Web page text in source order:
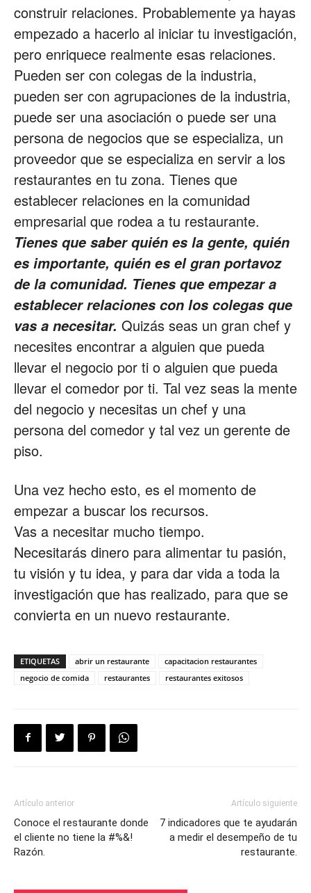
construir relaciones. Probablemente ya hayas
empezado a hacerlo al iniciar tu investigación,
pero enriquece realmente esas relaciones.
Pueden ser con colegas de la industria,
pueden ser con agrupaciones de la industria,
puede ser una asociación o puede ser una
persona de negocios que se especializa, un
proveedor que se especializa en servir a los
restaurantes en tu zona. Tienes que
establecer relaciones en la comunidad
empresarial que rodea a tu restaurante.
Tienes que saber quién es la gente, quién
es importante, quién es el gran portavoz
de la comunidad. Tienes que empezar a
establecer relaciones con los colegas que
vas a necesitar. Quizás seas un gran chef y
necesites encontrar a alguien que pueda
llevar el negocio por ti o alguien que pueda
llevar el comedor por ti. Tal vez seas la mente
del negocio y necesitas un chef y una
persona del comedor y tal vez un gerente de
piso.
Una vez hecho esto, es el momento de
empezar a buscar los recursos.
Vas a necesitar mucho tiempo.
Necesitarás dinero para alimentar tu pasión,
tu visión y tu idea, y para dar vida a toda la
investigación que has realizado, para que se
convierta en un nuevo restaurante.
ETIQUETAS abrir un restaurante
capacitacion restaurantes
negocio de comida
restaurantes restaurantes exitosos
Artículo anterior
Conoce el restaurante donde
el cliente no tiene la #%&!
Razón.
Artículo siguiente
7 indicadores que te ayudarán
a medir el desempeño de tu
restaurante.